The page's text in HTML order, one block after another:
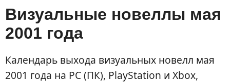
Визуальные новеллы мая
2001 года
Календарь выхода визуальных новелл мая
2001 года на PC (ПК), PlayStation и Xbox,